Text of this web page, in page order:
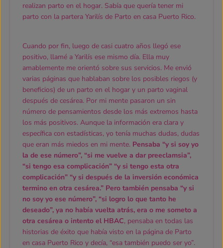
realizan parto en el hogar. Sabía que quería tener mi
parto con la partera Yarilís de Parto en casa Puerto Rico.
Cuando por fin, luego de casi cuatro años llegó ese
positivo, llamé a Yarilís ese mismo día. Ella muy
amablemente me orientó sobre sus servicios. Me envió
varias páginas que hablaban sobre los posibles riegos (y
beneficios) de un parto en el hogar y un parto vaginal
después de cesárea. Por mi mente pasaron un sin
número de pensamientos desde los más extremos hasta
los más positivos. Aunque la información era clara y
específica con estadísticas, yo tenía muchas dudas, dudas
que eran más miedos en mi mente. Pensaba “y si soy yo
la de ese número”, “si me vuelve a dar preeclamsia”,
“si tengo esa complicación” “y si tengo esta otra
complicación” “y si después de la inversión económica
termino en otra cesárea.” Pero también pensaba “y si
no soy yo ese número”, “si logro lo que tanto he
deseado”, ya no había vuelta atrás, era o me someto a
otra cesárea o intento el HBAC, pensaba en todas las
historias de éxito que había visto en la página de Parto
en casa Puerto Rico y decía, “esa también puedo ser yo”.